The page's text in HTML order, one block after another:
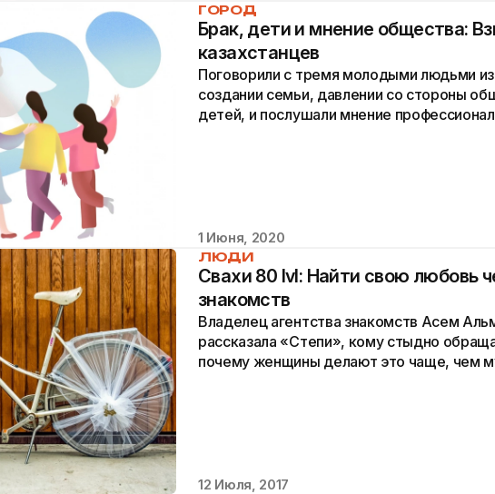
ГОРОД
Брак, дети и мнение общества:
казахстанцев
Поговорили с тремя молодыми людьми
создании семьи, давлении со стороны
детей, и послушали мнение
1 Июня, 2020
ЛЮДИ
Свахи 80 lvl: Найти свою любовь
знакомств
Владелец агентства знакомств Асем
рассказала «Степи», кому стыдно
почему женщины делают это чаще, чем
12 Июля, 2017